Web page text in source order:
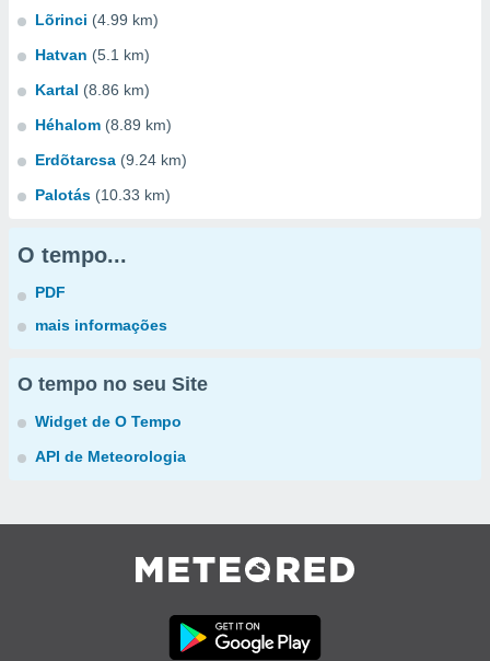
Lõrinci (4.99 km)
Hatvan (5.1 km)
Kartal (8.86 km)
Héhalom (8.89 km)
Erdõtarcsa (9.24 km)
Palotás (10.33 km)
O tempo...
PDF
mais informações
O tempo no seu Site
Widget de O Tempo
API de Meteorologia